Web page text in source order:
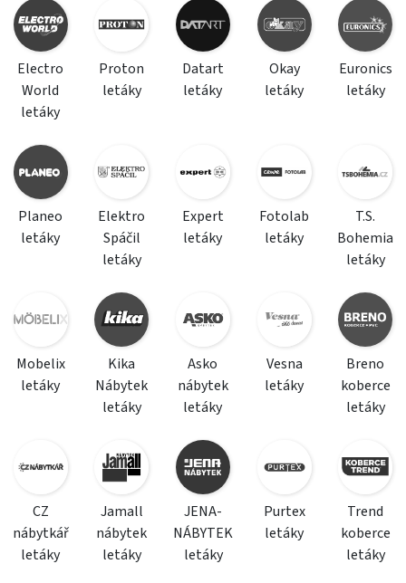
Electro
World
letáky
Proton
letáky
Datart
letáky
Okay
letáky
Euronics
letáky
Planeo
letáky
Elektro
Spáčil
letáky
Expert
letáky
Fotolab
letáky
T.S.
Bohemia
letáky
Mobelix
letáky
Kika
Nábytek
letáky
Asko
nábytek
letáky
Vesna
letáky
Breno
koberce
letáky
CZ
nábytkář
letáky
Jamall
nábytek
letáky
JENA-
NÁBYTEK
letáky
Purtex
letáky
Trend
koberce
letáky